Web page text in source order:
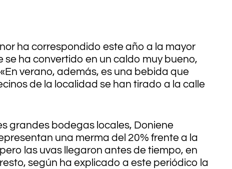
ha correspondido este año a la mayor
se ha convertido en un caldo muy bueno,
verano, además, es una bebida que
de la localidad se han tirado a la calle
grandes bodegas locales, Doniene
una merma del 20% frente a la
las uvas llegaron antes de tiempo, en
según ha explicado a este periódico la